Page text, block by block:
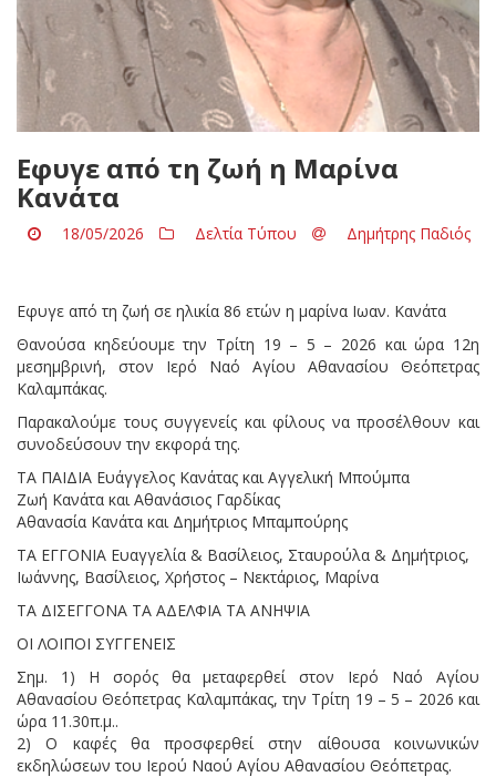
Εφυγε από τη ζωή η Μαρίνα
Κανάτα
18/05/2026 Δελτία Τύπου Δημήτρης Παδιός
Εφυγε από τη ζωή σε ηλικία 86 ετών η μαρίνα Ιωαν. Κανάτα
Θανούσα κηδεύουμε την Τρίτη 19 – 5 – 2026 και ώρα 12η
μεσημβρινή, στον Ιερό Ναό Αγίου Αθανασίου Θεόπετρας
Καλαμπάκας.
Παρακαλούμε τους συγγενείς και φίλους να προσέλθουν και
συνοδεύσουν την εκφορά της.
ΤΑ ΠΑΙΔΙΑ Ευάγγελος Κανάτας και Αγγελική Μπούμπα
Ζωή Κανάτα και Αθανάσιος Γαρδίκας
Αθανασία Κανάτα και Δημήτριος Μπαμπούρης
ΤΑ ΕΓΓΟΝΙΑ Ευαγγελία & Βασίλειος, Σταυρούλα & Δημήτριος,
Ιωάννης, Βασίλειος, Χρήστος – Νεκτάριος, Μαρίνα
ΤΑ ΔΙΣΕΓΓΟΝΑ ΤΑ ΑΔΕΛΦΙΑ ΤΑ ΑΝΗΨΙΑ
ΟΙ ΛΟΙΠΟΙ ΣΥΓΓΕΝΕΙΣ
Σημ. 1) Η σορός θα μεταφερθεί στον Ιερό Ναό Αγίου
Αθανασίου Θεόπετρας Καλαμπάκας, την Τρίτη 19 – 5 – 2026 και
ώρα 11.30π.μ..
2) Ο καφές θα προσφερθεί στην αίθουσα κοινωνικών
εκδηλώσεων του Ιερού Ναού Αγίου Αθανασίου Θεόπετρας.